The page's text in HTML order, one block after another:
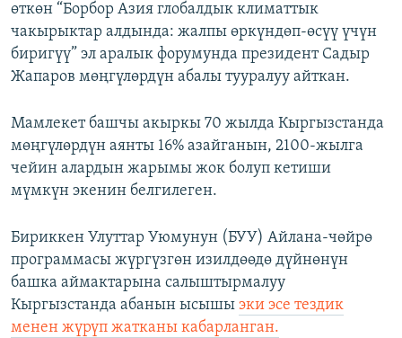
өткөн “Борбор Азия глобалдык климаттык
чакырыктар алдында: жалпы өркүндөп-өсүү үчүн
биригүү” эл аралык форумунда президент Садыр
Жапаров мөңгүлөрдүн абалы тууралуу айткан.
Мамлекет башчы акыркы 70 жылда Кыргызстанда
мөңгүлөрдүн аянты 16% азайганын, 2100-жылга
чейин алардын жарымы жок болуп кетиши
мүмкүн экенин белгилеген.
Бириккен Улуттар Уюмунун (БУУ) Айлана-чөйрө
программасы жүргүзгөн изилдөөдө дүйнөнүн
башка аймактарына салыштырмалуу
Кыргызстанда абанын ысышы эки эсе тездик
менен жүрүп жатканы кабарланган.